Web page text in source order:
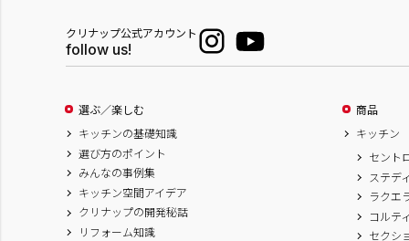
クリナップ公式アカウント
follow us!
選ぶ／楽しむ
キッチンの基礎知識
選び方のポイント
みんなの事例集
キッチン空間アイデア
クリナップの開発秘話
リフォーム知識
商品
キッチン
セント
ステデ
ラクエ
コルテ
セクシ